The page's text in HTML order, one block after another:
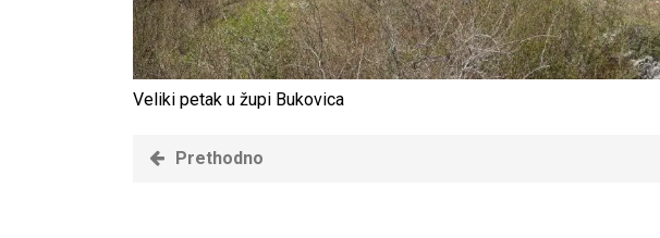
Veliki petak u župi Bukovica
Prethodno